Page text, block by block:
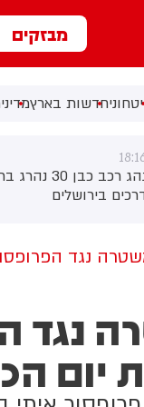
מבזקים
חדשות בארץמדיני
נהג רכב כבן 30
בירושלים
נגד
נגד